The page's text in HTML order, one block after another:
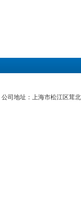
公司地址：上海市松江区茸